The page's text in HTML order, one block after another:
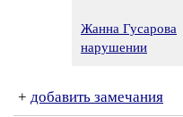
Жанна Гусарова
нарушении
+ добавить замечания